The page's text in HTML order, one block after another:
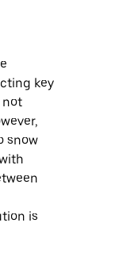
key
not
snow
is